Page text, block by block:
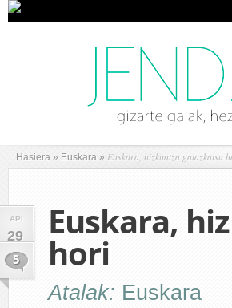
Hasiera » Euskara » Euskara, hizkuntza gatazkatsu
API
29
5
Euskara,
hori
Atalak: Euskara